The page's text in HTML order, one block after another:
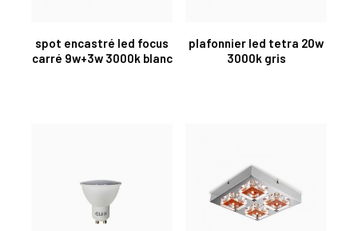
spot encastré led focus
carré 9w+3w 3000k blanc
plafonnier led tetra 20w
3000k gris